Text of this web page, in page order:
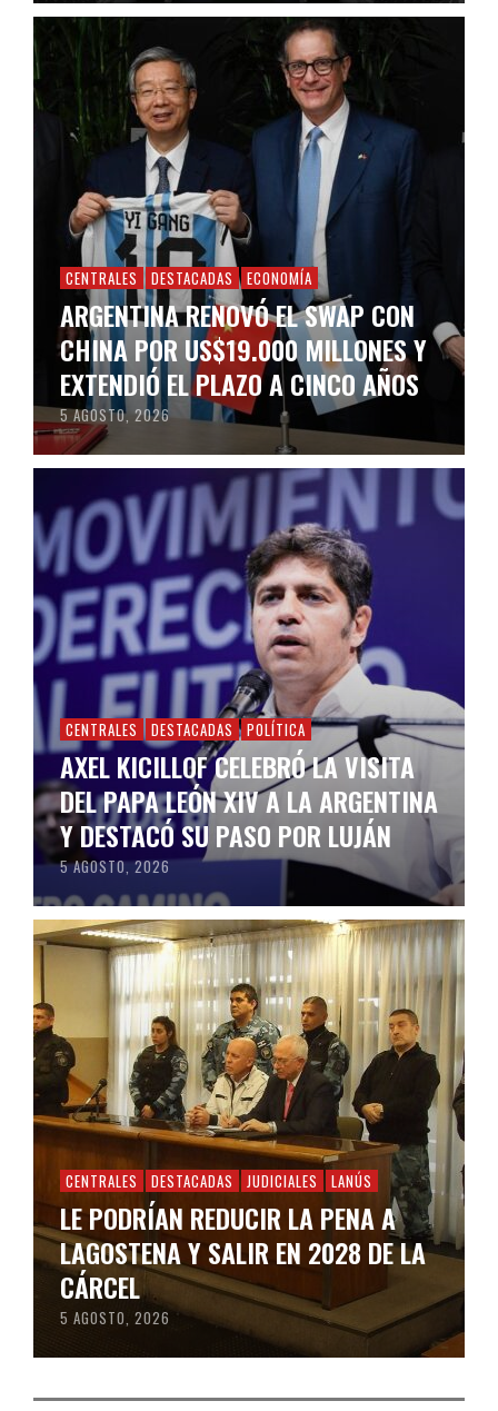
CENTRALES DESTACADAS ECONOMÍA
ARGENTINA RENOVÓ EL SWAP CON
CHINA POR US$19.000 MILLONES Y
EXTENDIÓ EL PLAZO A CINCO AÑOS
5 AGOSTO, 2026
CENTRALES DESTACADAS POLÍTICA
AXEL KICILLOF CELEBRÓ LA VISITA
DEL PAPA LEÓN XIV A LA ARGENTINA
Y DESTACÓ SU PASO POR LUJÁN
5 AGOSTO, 2026
CENTRALES DESTACADAS JUDICIALES LANÚS
LE PODRÍAN REDUCIR LA PENA A
LAGOSTENA Y SALIR EN 2028 DE LA
CÁRCEL
5 AGOSTO, 2026